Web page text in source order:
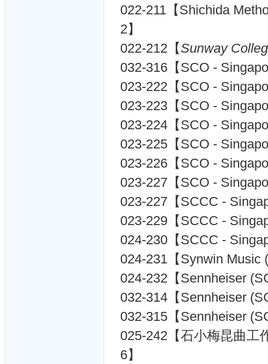
022-211【Shichida
2】
022-212【Sunway
032-316【SCO -
023-222【SCO -
023-223【SCO -
023-224【SCO -
023-225【SCO -
023-226【SCO -
023-227【SCO -
023-227【SCCC -
023-229【SCCC -
024-230【SCCC -
024-231【Synwin Music
024-232【Sennheiser
032-314【Sennheiser
032-315【Sennheiser
025-242【石小梅昆曲工
6】